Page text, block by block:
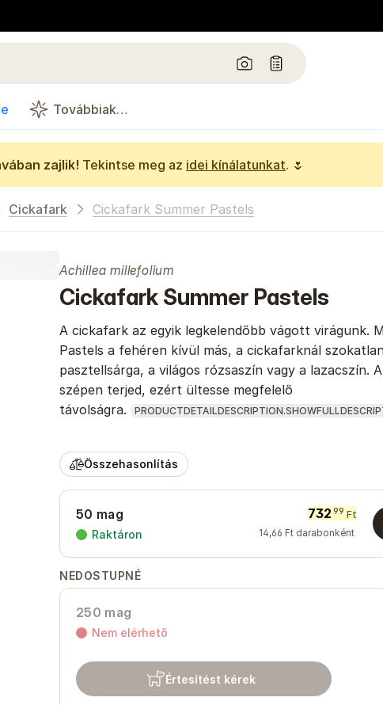
Továbbiak…
zajlik! Tekintse meg az idei kínálatunkat. 🌷
Cickafark Cickafark Summer Pastels
Achillea millefolium
Cickafark Summer Pastels
A cickafark az egyik legkelendőbb vágott virágunk.
Pastels a fehéren kívül más, a cickafarknál
pasztellsárga, a világos rózsaszín vagy a lazacszín.
szépen terjed, ezért ültesse megfelelő
távolságra.
Összehasonlítás
50 mag
Raktáron
732 99 Ft
14,66 Ft darabonként
NEDOSTUPNÉ
250 mag
Nem elérhető
Értesítést kérek